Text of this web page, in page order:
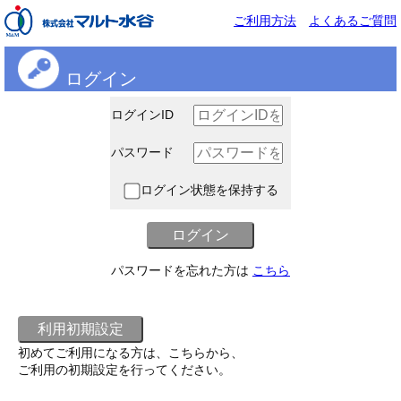
ご利用方法 よくあるご質問
ログイン
ログインID
パスワード
ログイン状態を保持する
パスワードを忘れた方は こちら
初めてご利用になる方は、こちらから、
ご利用の初期設定を行ってください。